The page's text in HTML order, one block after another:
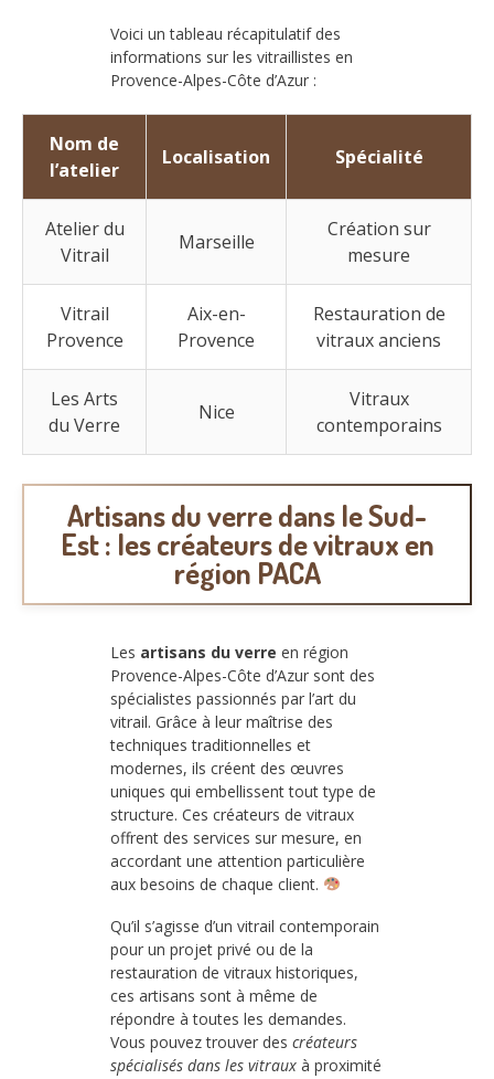
Voici un tableau récapitulatif des
informations sur les vitraillistes en
Provence-Alpes-Côte d’Azur :
Nom de
l’atelier
Localisation Spécialité
Atelier du
Vitrail
Marseille
Création sur
mesure
Vitrail
Provence
Aix-en-
Provence
Restauration de
vitraux anciens
Les Arts
du Verre
Nice
Vitraux
contemporains
Artisans du verre dans le Sud-
Est : les créateurs de vitraux en
région PACA
Les artisans du verre en région
Provence-Alpes-Côte d’Azur sont des
spécialistes passionnés par l’art du
vitrail. Grâce à leur maîtrise des
techniques traditionnelles et
modernes, ils créent des œuvres
uniques qui embellissent tout type de
structure. Ces créateurs de vitraux
offrent des services sur mesure, en
accordant une attention particulière
aux besoins de chaque client.
Qu’il s’agisse d’un vitrail contemporain
pour un projet privé ou de la
restauration de vitraux historiques,
ces artisans sont à même de
répondre à toutes les demandes.
Vous pouvez trouver des créateurs
spécialisés dans les vitraux à proximité